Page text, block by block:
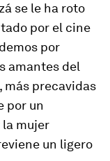
se le ha roto
por el cine
por
amantes del
más precavidas
por un
la mujer
un ligero